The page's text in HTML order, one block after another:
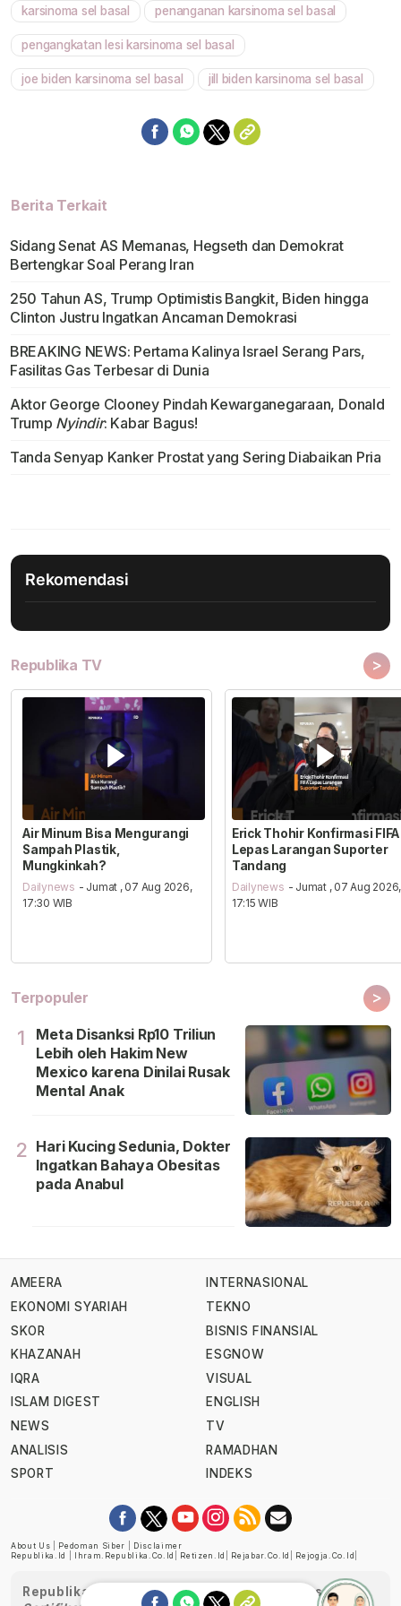
karsinoma sel basal penanganan karsinoma sel basal
pengangkatan lesi karsinoma sel basal
joe biden karsinoma sel basal jill biden karsinoma sel basal
Berita Terkait
Sidang Senat AS Memanas, Hegseth dan Demokrat
Bertengkar Soal Perang Iran
250 Tahun AS, Trump Optimistis Bangkit, Biden hingga
Clinton Justru Ingatkan Ancaman Demokrasi
BREAKING NEWS: Pertama Kalinya Israel Serang Pars,
Fasilitas Gas Terbesar di Dunia
Aktor George Clooney Pindah Kewarganegaraan, Donald
Trump Nyindir: Kabar Bagus!
Tanda Senyap Kanker Prostat yang Sering Diabaikan Pria
Rekomendasi
Republika TV >
Air Minum Bisa Mengurangi
Sampah Plastik,
Mungkinkah?
Dailynews - Jumat , 07 Aug 2026,
17:30 WIB
Erick Thohir Konfirmasi FIFA
Lepas Larangan Suporter
Tandang
Dailynews - Jumat , 07 Aug 2026,
17:15 WIB
Terpopuler >
1
Meta Disanksi Rp10 Triliun
Lebih oleh Hakim New
Mexico karena Dinilai Rusak
Mental Anak
2 Hari Kucing Sedunia, Dokter
Ingatkan Bahaya Obesitas
pada Anabul
AMEERA
EKONOMI SYARIAH
SKOR
KHAZANAH
IQRA
ISLAM DIGEST
NEWS
ANALISIS
SPORT
INTERNASIONAL
TEKNO
BISNIS FINANSIAL
ESGNOW
VISUAL
ENGLISH
TV
RAMADHAN
INDEKS
About Us Pedoman Siber
Disclaimer
Republika.id
Ihram.republika.co.id Retizen.id Rejabar.co.id Rejogja.co.id
Republika telah diverifikasi oleh Dewan Pers